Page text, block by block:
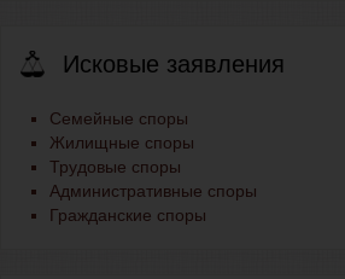
Исковые заявления
Семейные споры
Жилищные споры
Трудовые споры
Административные споры
Гражданские споры